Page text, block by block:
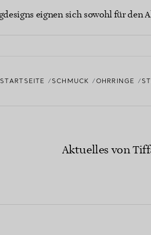
eignen sich sowohl für den
STARTSEITE SCHMUCK OHRRINGE
Aktuelles von